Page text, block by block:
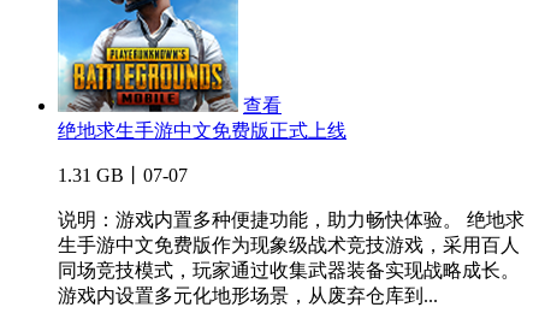
查看
绝地求生手游中文免费版正式上线
1.31 GB丨07-07
说明：游戏内置多种便捷功能，助力畅快体验。 绝地求
生手游中文免费版作为现象级战术竞技游戏，采用百人
同场竞技模式，玩家通过收集武器装备实现战略成长。
游戏内设置多元化地形场景，从废弃仓库到...